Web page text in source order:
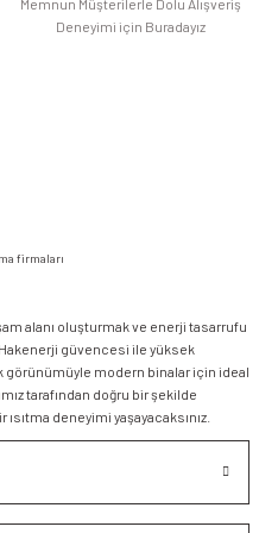
Memnun Müşterilerle Dolu Alışveriş
Deneyimi için Buradayız
alanı oluşturmak ve enerji tasarrufu
güvencesi ile yüksek
modern binalar için ideal
tarafından doğru bir şekilde
deneyimi yaşayacaksınız.